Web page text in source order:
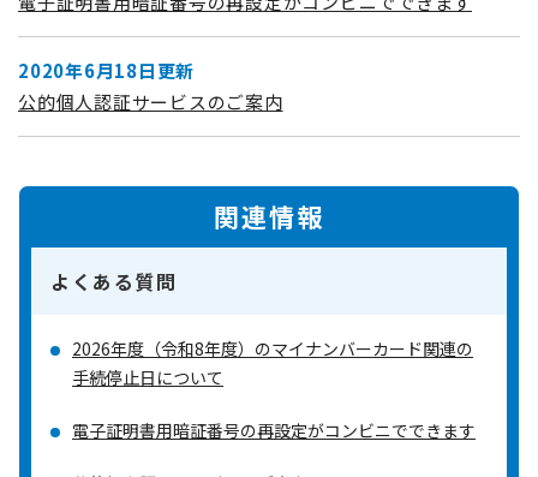
2020年6月18日更新
公的個人認証サービスのご案内
関連情報
よくある質問
2026年度（令和8年度）のマイナンバーカード関連の
手続停止日について
電子証明書用暗証番号の再設定がコンビニでできます